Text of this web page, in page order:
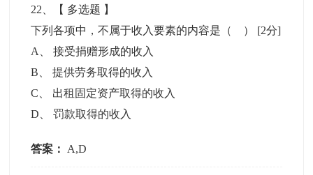
22 、【 多选题 】
下列各项中，不属于收入要素的内容是（ ） [2分]
A
、接受捐赠形成的收入
B 、提供劳务取得的收入
C
出租固定资产取得的收入
D 、罚款取得的收入
答案： A,D